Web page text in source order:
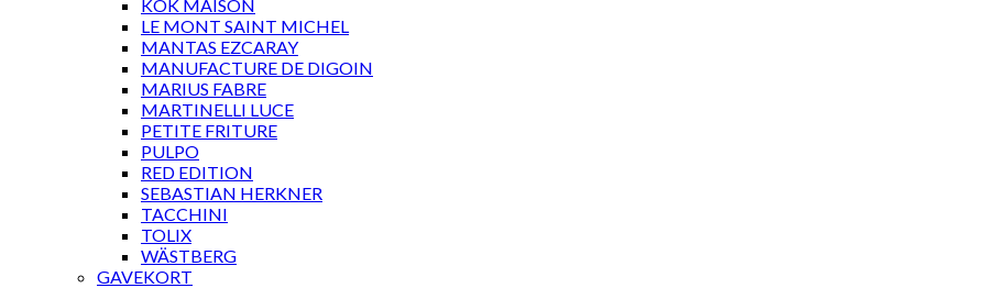
KOK MAISON
LE MONT SAINT MICHEL
MANTAS EZCARAY
MANUFACTURE DE DIGOIN
MARIUS FABRE
MARTINELLI LUCE
PETITE FRITURE
PULPO
RED EDITION
SEBASTIAN HERKNER
TACCHINI
TOLIX
WÄSTBERG
GAVEKORT